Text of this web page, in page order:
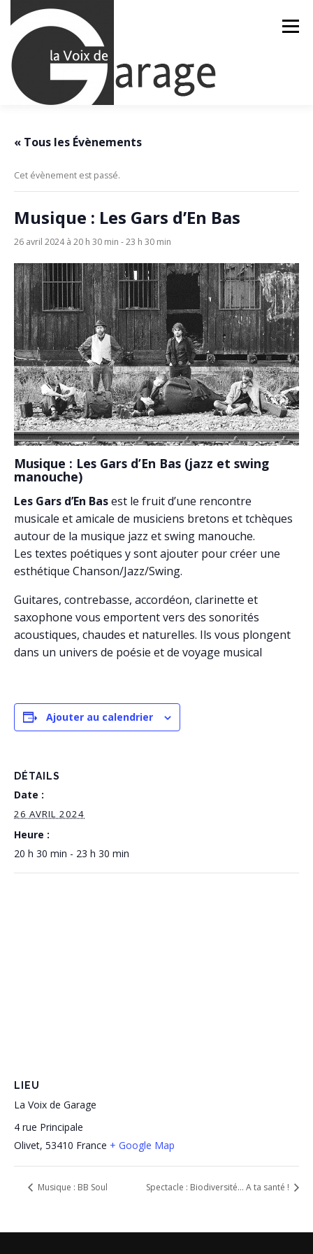
contenu
Menu
CONTACTEZ-NOUS
« Tous les Évènements
Cet évènement est passé.
Musique : Les Gars d’En Bas
26 avril 2024 à 20 h 30 min -23 h 30 min
Musique : Les Gars d’En Bas (jazz et swing
manouche)
Les Gars d’En Basest le fruit d’une rencontre
musicale et amicale de musiciens bretons et tchèques
autour de la musique jazz et swing manouche.
Les textes poétiques y sont ajouter pour créer une
esthétique Chanson/Jazz/Swing.
Guitares, contrebasse, accordéon, clarinette et
saxophone vous emportent vers des sonorités
acoustiques, chaudes et naturelles. Ils vous plongent
dans un univers de poésie et de voyage musical
Ajouter au calendrier
DÉTAILS
Date :
26 AVRIL 2024
Heure :
20 h 30 min - 23 h 30 min
LIEU
La Voix de Garage
4 rue Principale
Olivet, 53410 France + Google Map
Musique : BB Soul Spectacle : Biodiversité… A ta santé !